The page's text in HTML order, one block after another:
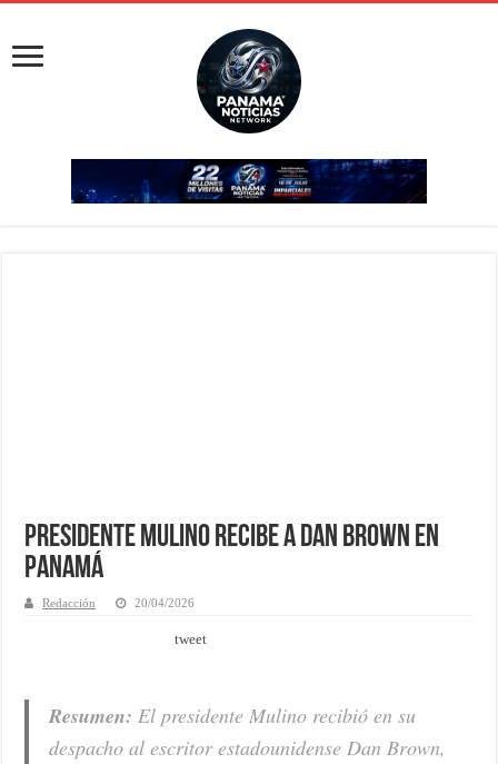
Presidente Mulino recibe a Dan Brown en
Panamá
Redacción 20/04/2026
tweet
Resumen: El presidente Mulino recibió en su
despacho al escritor estadounidense Dan Brown,